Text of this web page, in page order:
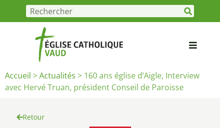
Accueil >Actualités > 160 ans église d’Aigle, Interview
avec Hervé Truan, président Conseil de Paroisse
Retour